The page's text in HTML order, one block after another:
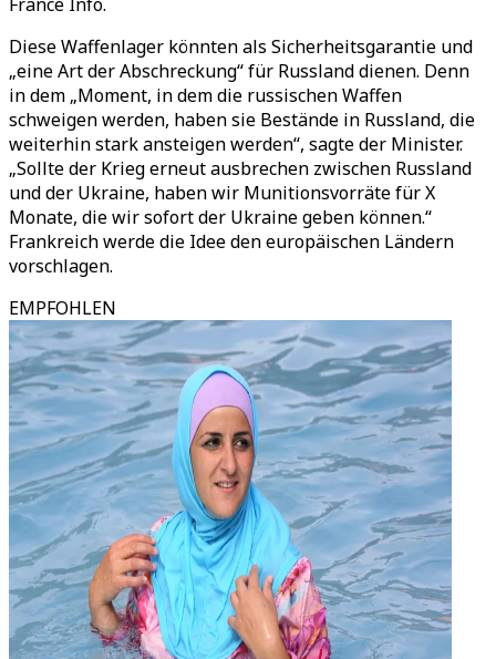
Diese Waffenlager könnten als Sicherheitsgarantie und
„eine Art der Abschreckung“ für Russland dienen. Denn
in dem „Moment, in dem die russischen Waffen
schweigen werden, haben sie Bestände in Russland, die
weiterhin stark ansteigen werden“, sagte der Minister.
„Sollte der Krieg erneut ausbrechen zwischen Russland
und der Ukraine, haben wir Munitionsvorräte für X
Monate, die wir sofort der Ukraine geben können.“
Frankreich werde die Idee den europäischen Ländern
vorschlagen.
EMPFOHLEN